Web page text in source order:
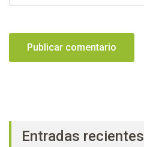
Entradas recientes